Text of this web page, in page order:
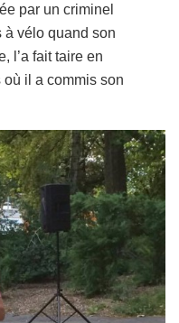
par un criminel
à vélo quand son
l’a fait taire en
où il a commis son